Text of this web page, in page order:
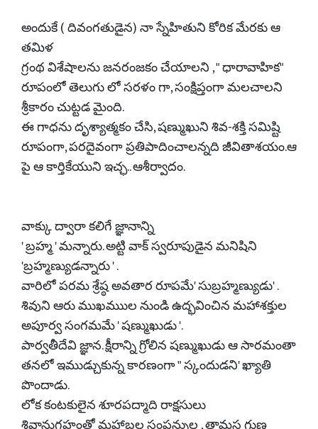
అందుకే ( దివంగతుడైన) నా స్నేహితుని కోరిక మేరకు ఆ
తమిళ
గ్రంథ విశేషాలను జనరంజకం చేయాలని , " ధారావాహిక"
రూపంలో తెలుగు లో సరళం గా, సంక్షిప్తంగా మలచాలని
శ్రీకారం చుట్టడ మైంది.
ఈ గాధను దృశ్యాత్మకం చేసి, షణ్ముఖుని శివ-శక్తి సమిష్టి
రూపంగా, పరదైవంగా ప్రతిపాదించాలన్నది జీవితాశయం.ఆ
పై ఆ కార్తికేయుని ఇచ్ఛ.. ఆశీర్వాదం.
వాక్కు ద్వారా కలిగే జ్ఞానాన్ని
' బ్రహ్మ ' మన్నారు. అట్టి వాక్ స్వరూపుడైన మనిషిని
'బ్రహ్మణ్యుడన్నారు ' .
వారిలో పరమ శ్రేష్ఠ అవతార రూపమే' సుబ్రహ్మణ్యుడు' .
శివుని ఆరు ముఖముుల నుండి ఉద్భవించిన మహాశక్తుల
అపూర్వ సంగమమే ' షణ్ముఖుడు '.
పార్వతీదేవి జ్ఞాన. క్షీరాన్ని గ్రోలిన షణ్ముఖుడు ఆ సారమంతా
తనలో ఇముడ్చుకున్న కారణంగా " స్కందుడని' ఖ్యాతి
పొందాడు.
లోక కంటకులైన శూరపద్మాది రాక్షసులు